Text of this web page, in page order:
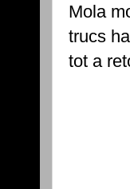
Mola
trucs
tot a